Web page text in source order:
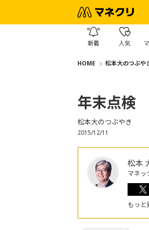
新着 人気
HOME 松本大のつぶや
年末点検
松本大のつぶやき
2015/12/11
松本
マネッ
もっと